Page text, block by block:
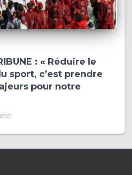
: « Réduire le
sport, c’est prendre
pour notre